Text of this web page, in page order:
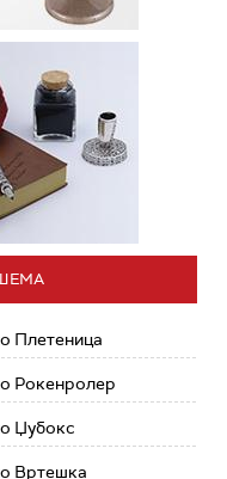
Плетеница
Рокенролер
Џубокс
Вртешка